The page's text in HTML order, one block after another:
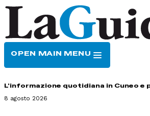
OPEN MAIN MENU
L'informazione quotidiana in Cuneo e
8 agosto 2026